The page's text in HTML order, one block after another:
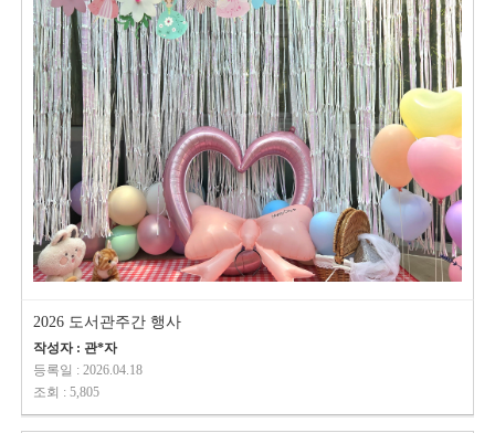
2026 도서관주간 행사
작성자 : 관*자
등록일 : 2026.04.18
조회 : 5,805